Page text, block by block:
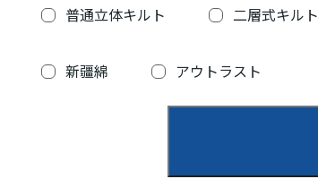
普通立体キルト 二層式キルト
新疆綿 アウトラスト